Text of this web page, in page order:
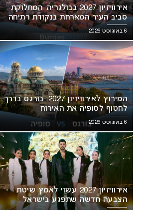
אירוויזיון 2027 בבולגריה: המחלוקת
סביב העיר המארחת בנקודת רתיחה
6 באוגוסט 2026
המירוץ לאירוויזיון 2027: בורגס בדרך
לחטוף לסופיה את האירוח
6 באוגוסט 2026
אירוויזיון 2027 עשוי לאמץ שיטת
הצבעה חדשה שתפגע בישראל